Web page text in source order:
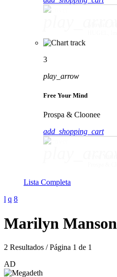
3
play_arrow
Free Your Mind
Prospa & Cloonee
add_shopping_cart
Lista Completa
Marilyn Manson
2 Resultados / Página 1 de 1
AD